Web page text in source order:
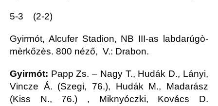
5-3 (2-2)
Gyirmót, Alcufer Stadion, NB III-as labdarúgò-
mèrkőzès. 800 néző, V.: Drabon.
Gyirmót: Papp Zs. – Nagy T., Hudák D., Lányi,
Vincze Á. (Szegi, 76.), Hudák M., Madarász
(Kiss N., 76.) , Miknyóczki, Kovács D.